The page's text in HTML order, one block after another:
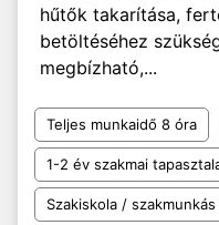
hűtők takarítása,
betöltéséhez
megbízható,...
Teljes munkaidő 8 óra
1-2 év szakmai
Szakiskola /